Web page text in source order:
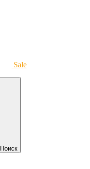
Sale
Поиск